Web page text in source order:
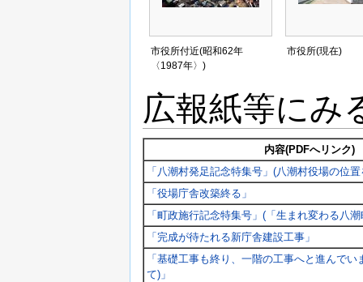
市役所付近(昭和62年
〈1987年〉)
市役所(現在)
広報紙等にみ
内容(PDFへリンク)
「八潮村発足記念特集号」(八潮村役場の位
「役場庁舎改築終る」
「町政施行記念特集号」(「生まれ変わる八
「完成が待たれる新庁舎建設工事」
「基礎工事も終り、一階の工事へと進んで
て)」